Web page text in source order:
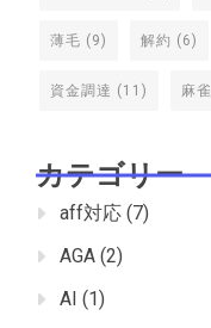
薄毛 (9) 解約 (6)
資金調達 (11) 麻雀
カテゴリー
aff対応 (7)
AGA (2)
AI (1)